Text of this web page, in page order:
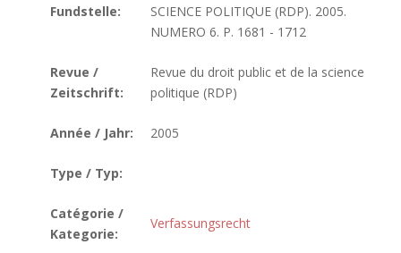
Fundstelle:
SCIENCE POLITIQUE (RDP). 2005.
NUMERO 6. P. 1681 - 1712
Revue /
Zeitschrift:
Revue du droit public et de la science
politique (RDP)
Année / Jahr: 2005
Type / Typ:
Catégorie /
Kategorie:
Verfassungsrecht